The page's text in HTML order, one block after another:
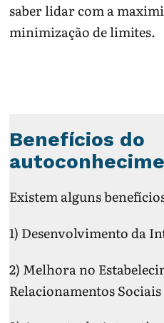
saber lidar com a
minimização de limites.
Benefícios do
Existem alguns
1) Desenvolvimento da
2) Melhora no
Relacionamentos Sociais